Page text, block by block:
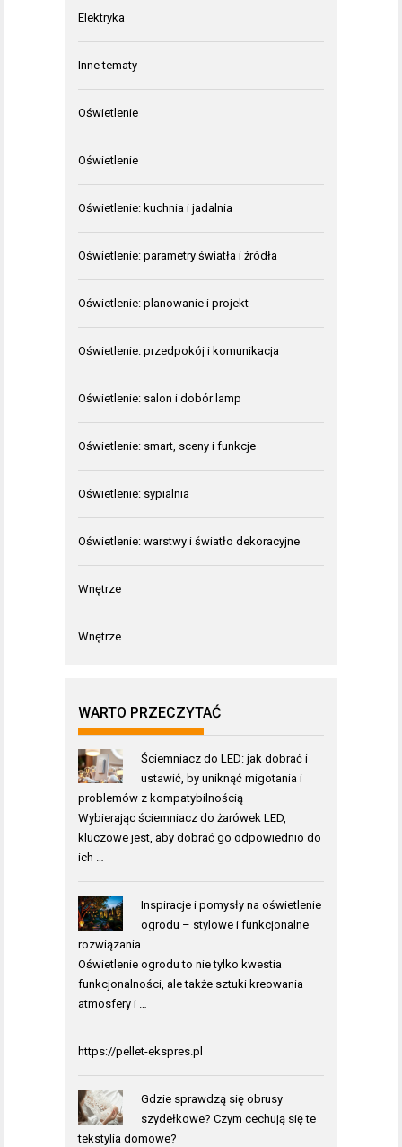
Elektryka
Inne tematy
Oświetlenie
Oświetlenie
Oświetlenie: kuchnia i jadalnia
Oświetlenie: parametry światła i źródła
Oświetlenie: planowanie i projekt
Oświetlenie: przedpokój i komunikacja
Oświetlenie: salon i dobór lamp
Oświetlenie: smart, sceny i funkcje
Oświetlenie: sypialnia
Oświetlenie: warstwy i światło dekoracyjne
Wnętrze
Wnętrze
WARTO PRZECZYTAĆ
Ściemniacz do LED: jak dobrać i
ustawić, by uniknąć migotania i
problemów z kompatybilnością
Wybierając ściemniacz do żarówek LED,
kluczowe jest, aby dobrać go odpowiednio do
ich …
Inspiracje i pomysły na oświetlenie
ogrodu – stylowe i funkcjonalne
rozwiązania
Oświetlenie ogrodu to nie tylko kwestia
funkcjonalności, ale także sztuki kreowania
atmosfery i …
https://pellet-ekspres.pl
Gdzie sprawdzą się obrusy
szydełkowe? Czym cechują się te
tekstylia domowe?